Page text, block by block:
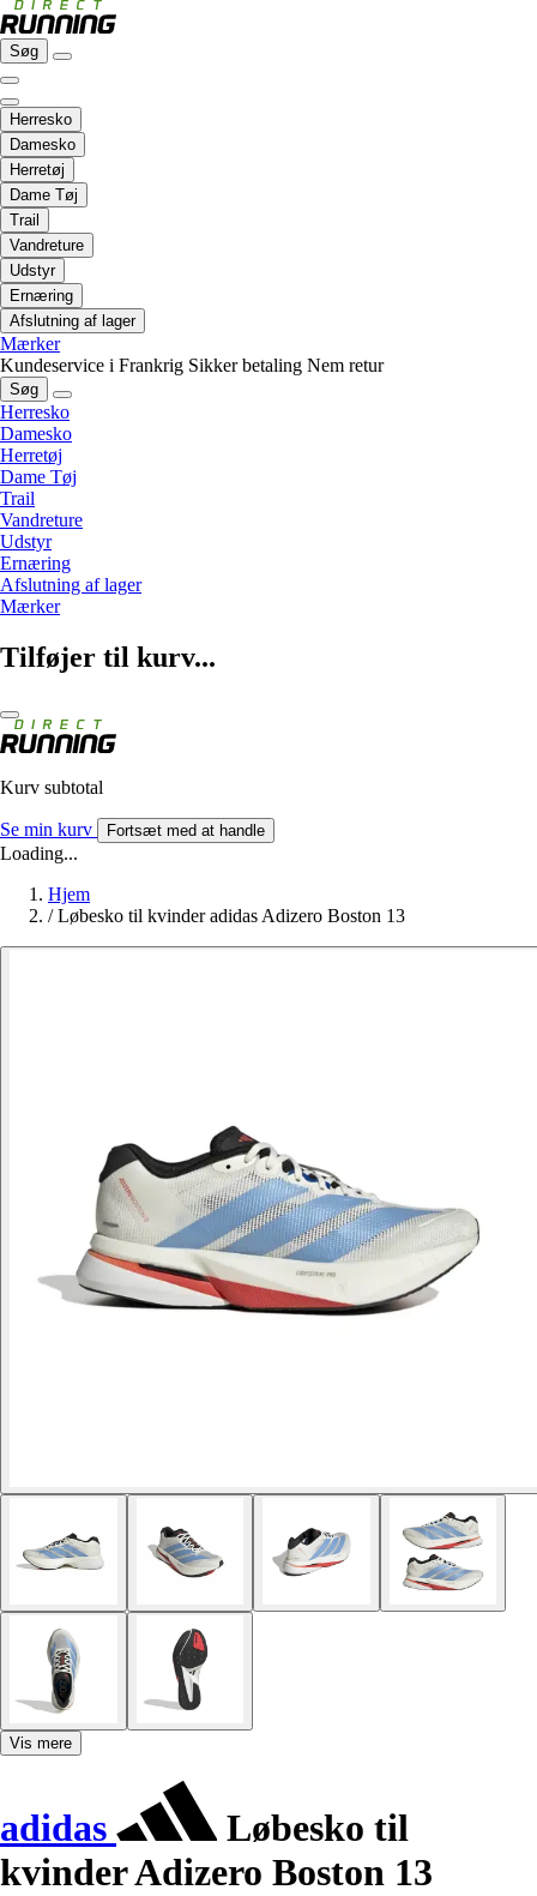
Søg
Herresko
Damesko
Herretøj
Dame Tøj
Trail
Vandreture
Udstyr
Ernæring
Afslutning af lager
Mærker
Kundeservice i Frankrig Sikker betaling Nem retur
Søg
Herresko
Damesko
Herretøj
Dame Tøj
Trail
Vandreture
Udstyr
Ernæring
Afslutning af lager
Mærker
Tilføjer til kurv...
Kurv subtotal
Se min kurv Fortsæt med at handle
Loading...
Hjem
/ Løbesko til kvinder adidas Adizero Boston 13
Vis mere
adidas
Løbesko til
kvinder Adizero Boston 13